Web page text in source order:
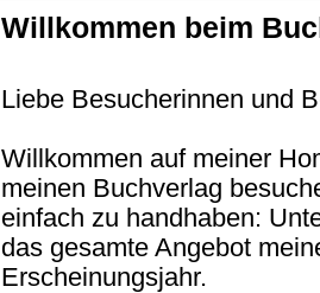
Willkommen beim
Liebe Besucherinnen und
Willkommen auf meiner
meinen Buchverlag
einfach zu handhaben:
das gesamte Angebot
Erscheinungsjahr.